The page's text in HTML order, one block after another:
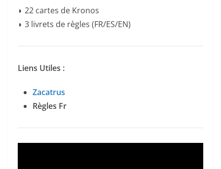
◗ 22 cartes de Kronos
◗ 3 livrets de règles (FR/ES/EN)
Liens Utiles :
Zacatrus
Règles Fr